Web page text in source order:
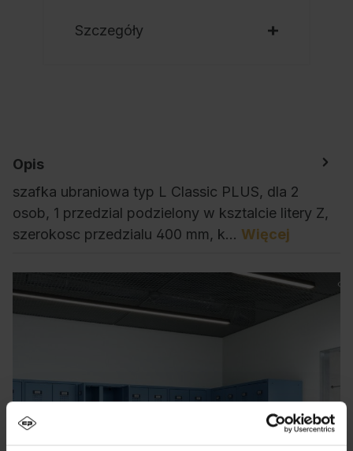
Szczegóły
Opis
szafka ubraniowa typ L Classic PLUS, dla 2
osob, 1 przedzial podzielony w ksztalcie litery Z,
szerokosc przedzialu 400 mm, k… Więcej